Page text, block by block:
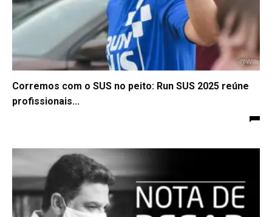
Corremos com o SUS no peito: Run SUS 2025 reúne
profissionais...